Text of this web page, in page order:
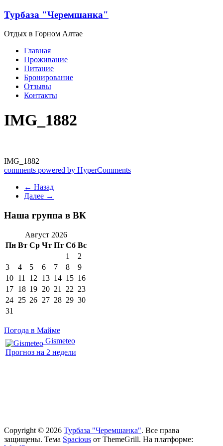
Перейти
содержимому
Турбаза "Черемшанка"
Отдых в Горном Алтае
МенюГлавная
Проживание
Питание
Бронирование
Отзывы
Контакты
IMG_1882
IMG_1882
comments powered by HyperComments
← Назад
Далее →
Наша группа в ВК
Август 2026
Пн Вт Ср Чт Пт Сб Вс
1
2
3
4 5 6 7 8
9
10 11 12 13 14 15 16
17 18 19 20 21 22 23
24 25 26 27 28 29 30
31
Погода в Майме
Gismeteo
Прогноз на 2 недели
Copyright © 2026 Турбаза "Черемшанка". Все права
защищены. Тема Spacious от ThemeGrill. На платформе: